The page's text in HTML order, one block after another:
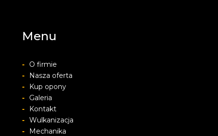
Menu
-
O firmie
-
Nasza oferta
-
Kup opony
-
Galeria
-
Kontakt
- Wulkanizacja
-
Mechanika